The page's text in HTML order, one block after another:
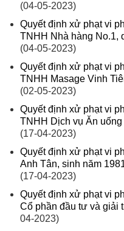
(04-05-2023)
Quyết định xử phạt vi
TNHH Nhà hàng No.1,
(04-05-2023)
Quyết định xử phạt vi
TNHH Masage Vinh
(02-05-2023)
Quyết định xử phạt vi
TNHH Dịch vụ Ăn
(17-04-2023)
Quyết định xử phạt vi
Anh Tân, sinh năm
(17-04-2023)
Quyết định xử phạt vi
Cổ phần đầu tư và giải
04-2023)